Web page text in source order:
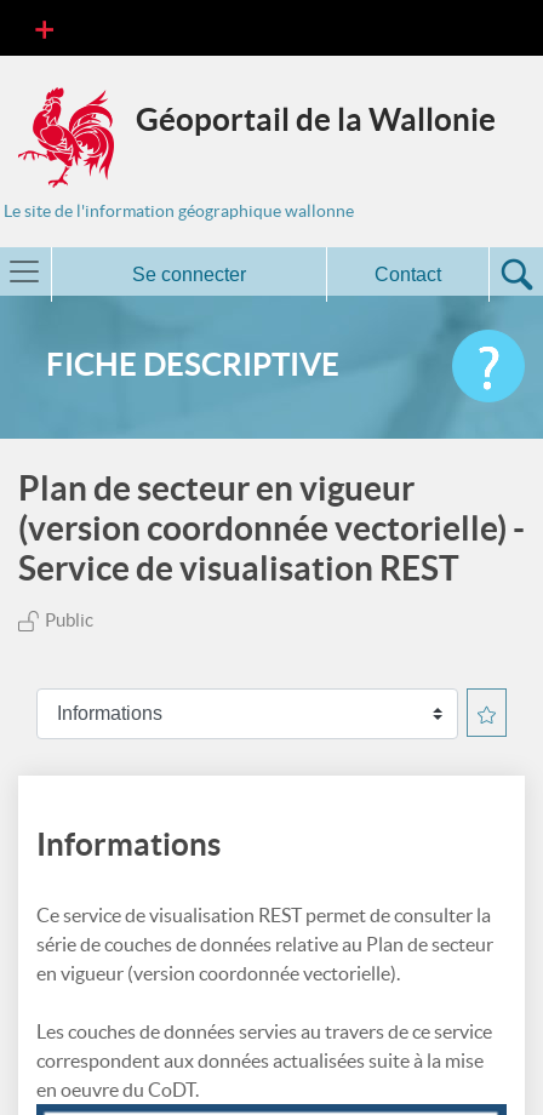
Géoportail de la Wallonie
Le site de l'information géographique wallonne
Se connecter Contact
FICHE DESCRIPTIVE
Plan de secteur en vigueur
(version coordonnée vectorielle) -
Service de visualisation REST
Public
Informations
Ce service de visualisation REST permet de consulter la
série de couches de données relative au Plan de secteur
en vigueur (version coordonnée vectorielle).
Les couches de données servies au travers de ce service
correspondent aux données actualisées suite à la mise
en oeuvre du CoDT.